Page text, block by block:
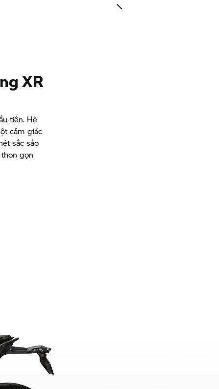
XR
tiên. Hệ
cảm giác
sắc sảo
gọn